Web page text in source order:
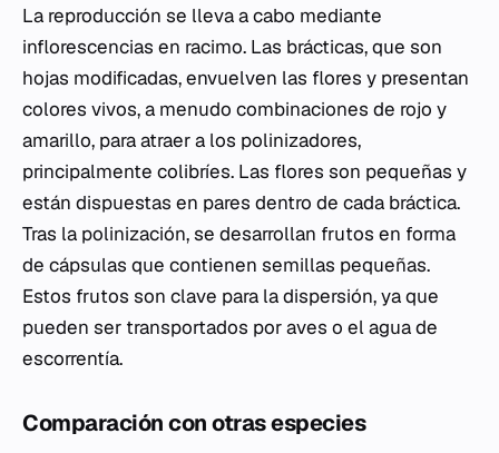
La reproducción se lleva a cabo mediante
inflorescencias en racimo. Las brácticas, que son
hojas modificadas, envuelven las flores y presentan
colores vivos, a menudo combinaciones de rojo y
amarillo, para atraer a los polinizadores,
principalmente colibríes. Las flores son pequeñas y
están dispuestas en pares dentro de cada bráctica.
Tras la polinización, se desarrollan frutos en forma
de cápsulas que contienen semillas pequeñas.
Estos frutos son clave para la dispersión, ya que
pueden ser transportados por aves o el agua de
escorrentía.
Comparación con otras especies